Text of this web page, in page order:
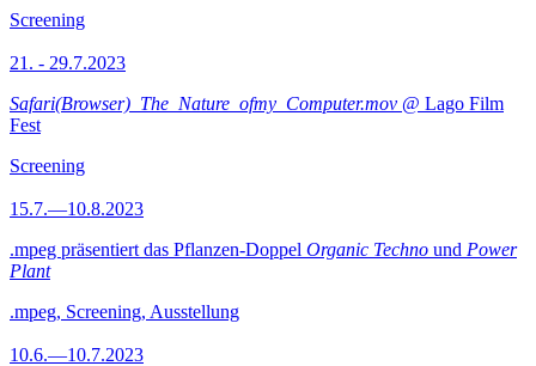
Screening
21. - 29.7.2023
Safari(Browser)_The_Nature_ofmy_Computer.mov @ Lago Film
Fest
Screening
15.7.—10.8.2023
.mpeg präsentiert das Pflanzen-Doppel Organic Techno und Power
Plant
.mpeg, Screening, Ausstellung
10.6.—10.7.2023